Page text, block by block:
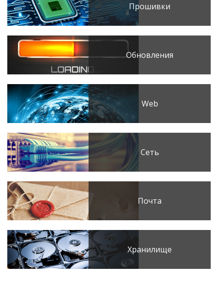
Прошивки
Обновления
Web
Сеть
Почта
Хранилище